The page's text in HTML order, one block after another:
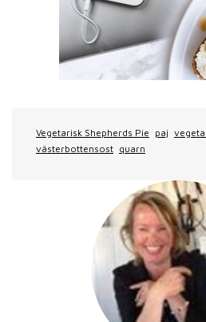
Vegetarisk Shepherds Pie paj
västerbottensost quarn